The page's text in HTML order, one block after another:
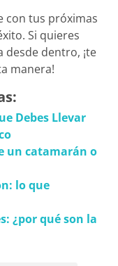
con tus próximas
Si quieres
desde dentro, ¡te
manera!
Debes Llevar
un catamarán o
lo que
¿por qué son la